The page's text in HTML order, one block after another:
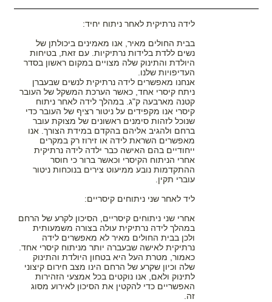
לידה נרתיקית לאחר ניתוח יחיד:
בבית החולים מאיר, אנו מאמינים ביכולתן של
נשים ללדת בלידות נרתיקיות. עם זאת, בטיחות
היולדת והתינוק שלה מצויים במקום ראשון בסדר
העדיפויות שלנו.
אנחנו מאפשרים לידה נרתיקית לנשים שבעברן
ניתח קיסרי אחד, כאשר הערכת המשקל של העובר
קטנה מארבעה ק"ג. במהלך לידה לאחר ניתוח
קיסרי אנו מקפידים על ניטור רציף של העובר כדי
שנוכל לזהות סימנים ראשונים של מצוקת עובר
ברחם ולהגיב אליהם בהקדם במידת הצורך. אנו
מאפשרים השראת לידה או זירוז רק במקרים
ייחודיים בהם האישה כבר ילדה לידה נרתיקית
אחרי הניתוח הקיסרי וכאשר ברור כי חוסר
ההתקדמות נובע ממיעוט צירים בנוכחות ניטור
עוברי תקין.
ליד לאחר שני ניתוחים קיסריים:
אחרי שני ניתוחים קיסריים, הסיכון לקרע של הרחם
במהלך לידה נרתיקית עולה בצורה משמעותית
ולכן בבית החולים מאיר לא מאפשרים לידה
נרתיקית לאישה שבעברה יותר מניתוח קיסרי אחד.
כאמור, מטרת העל היא בטחון היולדת והתינוק
שלה וכיון שקרע של הרחם הינו מצב חירום קיצוני
לתינוק ולאם, אנו נוקטים בכל אמצעי הזהירות
האפשריים כדי להקטין את הסיכון לאירוע מסוג
זה.